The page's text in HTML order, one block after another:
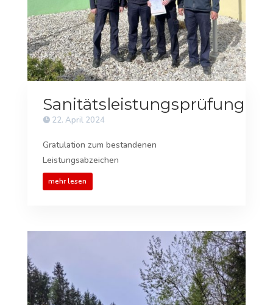
Sanitätsleistungsprüfung
22. April 2024
Gratulation zum bestandenen
Leistungsabzeichen
mehr lesen